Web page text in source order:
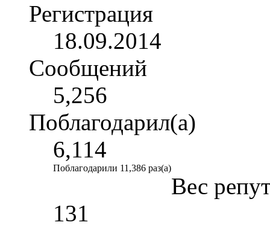
Регистрация
18.09.2014
Сообщений
5,256
Поблагодарил(а)
6,114
Поблагодарили 11,386 раз(а)
Вес
131